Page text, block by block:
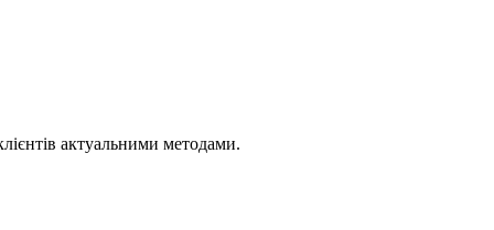
актуальними методами.